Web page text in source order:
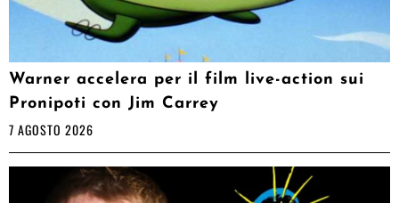
Warner accelera per il film live-action sui
Pronipoti con Jim Carrey
7 AGOSTO 2026